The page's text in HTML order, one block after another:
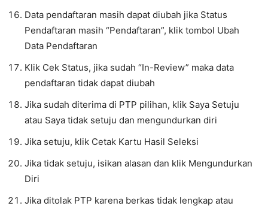
Data pendaftaran masih dapat diubah jika Status
Pendaftaran masih “Pendaftaran”, klik tombol Ubah
Data Pendaftaran
Klik Cek Status, jika sudah “In-Review” maka data
pendaftaran tidak dapat diubah
Jika sudah diterima di PTP pilihan, klik Saya Setuju
atau Saya tidak setuju dan mengundurkan diri
Jika setuju, klik Cetak Kartu Hasil Seleksi
Jika tidak setuju, isikan alasan dan klik Mengundurkan
Diri
Jika ditolak PTP karena berkas tidak lengkap atau